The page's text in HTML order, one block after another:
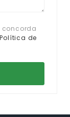
concorda
Política de